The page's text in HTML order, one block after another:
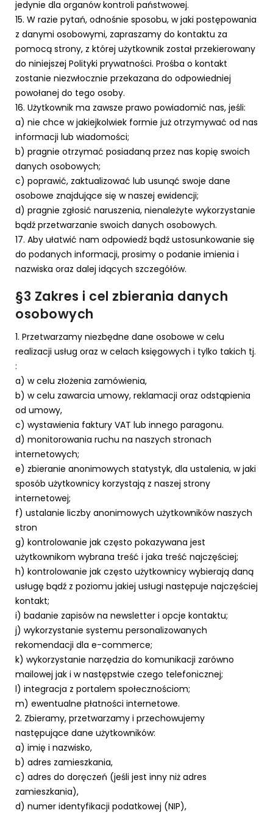
jedynie dla organów kontroli państwowej.
15. W razie pytań, odnośnie sposobu, w jaki postępowania
z danymi osobowymi, zapraszamy do kontaktu za
pomocą strony, z której użytkownik został przekierowany
do niniejszej Polityki prywatności. Prośba o kontakt
zostanie niezwłocznie przekazana do odpowiedniej
powołanej do tego osoby.
16. Użytkownik ma zawsze prawo powiadomić nas, jeśli:
a) nie chce w jakiejkolwiek formie już otrzymywać od nas
informacji lub wiadomości;
b) pragnie otrzymać posiadaną przez nas kopię swoich
danych osobowych;
c) poprawić, zaktualizować lub usunąć swoje dane
osobowe znajdujące się w naszej ewidencji;
d) pragnie zgłosić naruszenia, nienależyte wykorzystanie
bądź przetwarzanie swoich danych osobowych.
17. Aby ułatwić nam odpowiedź bądź ustosunkowanie się
do podanych informacji, prosimy o podanie imienia i
nazwiska oraz dalej idących szczegółów.
§3 Zakres i cel zbierania danych
osobowych
1. Przetwarzamy niezbędne dane osobowe w celu
realizacji usług oraz w celach księgowych i tylko takich tj.
:
a) w celu złożenia zamówienia,
b) w celu zawarcia umowy, reklamacji oraz odstąpienia
od umowy,
c) wystawienia faktury VAT lub innego paragonu.
d) monitorowania ruchu na naszych stronach
internetowych;
e) zbieranie anonimowych statystyk, dla ustalenia, w jaki
sposób użytkownicy korzystają z naszej strony
internetowej;
f) ustalanie liczby anonimowych użytkowników naszych
stron
g) kontrolowanie jak często pokazywana jest
użytkownikom wybrana treść i jaka treść najczęściej;
h) kontrolowanie jak często użytkownicy wybierają daną
usługę bądź z poziomu jakiej usługi następuje najczęściej
kontakt;
i) badanie zapisów na newsletter i opcje kontaktu;
j) wykorzystanie systemu personalizowanych
rekomendacji dla e-commerce;
k) wykorzystanie narzędzia do komunikacji zarówno
mailowej jak i w następstwie czego telefonicznej;
l) integracja z portalem społecznościom;
m) ewentualne płatności internetowe.
2. Zbieramy, przetwarzamy i przechowujemy
następujące dane użytkowników:
a) imię i nazwisko,
b) adres zamieszkania,
c) adres do doręczeń (jeśli jest inny niż adres
zamieszkania),
d) numer identyfikacji podatkowej (NIP),